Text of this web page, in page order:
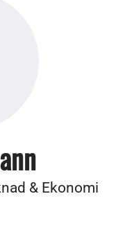
& Ekonomi